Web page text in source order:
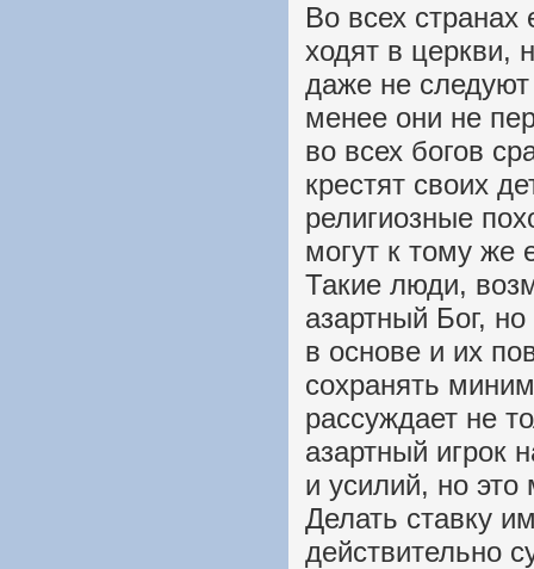
Во всех странах
ходят в церкви,
даже не
менее они не
во всех богов
крестят своих
религиозные
могут к тому же
Такие люди,
азартный Бог,
в основе и их
сохранять
рассуждает не
азартный игрок
и усилий, но
Делать ставку
действительно